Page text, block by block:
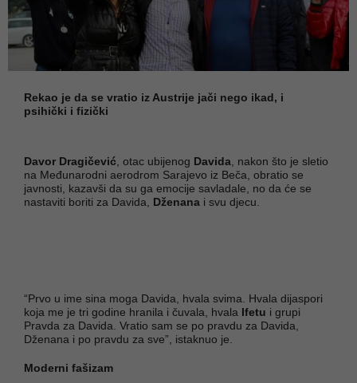
Rekao je da se vratio iz Austrije jači nego ikad, i
psihički i fizički
Davor Dragičević , otac ubijenog Davida , nakon što je sletio
na Međunarodni aerodrom Sarajevo iz Beča, obratio se
javnosti, kazavši da su ga emocije savladale, no da će se
nastaviti boriti za Davida,
Dženana i svu djecu.
“Prvo u ime sina moga Davida, hvala svima. Hvala dijaspori
koja me je tri godine hranila i čuvala, hvala Ifetu i grupi
Pravda za Davida. Vratio sam se po pravdu za Davida,
Dženana i po pravdu za sve”, istaknuo je.
Moderni fašizam